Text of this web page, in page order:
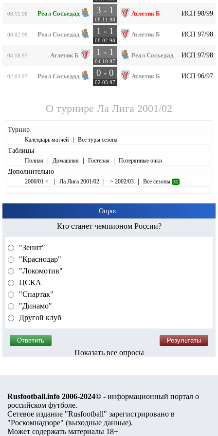
08.11.98 Реал Сосьедад 3 - 1
08.11.98
Атлетик Б ИСП 98/99
08.02.98 Реал Сосьедад 1 - 1
08.02.98
Атлетик Б ИСП 97/98
04.10.97 Атлетик Б 1 - 1
04.10.97
Реал Сосьедад ИСП 97/98
02.03.97 Реал Сосьедад 0 - 0
02.03.97
Атлетик Б ИСП 96/97
О турнире Ла Лига 2001/02
Турнир
Календарь матчей | Все туры сезона
Таблицы
Полная | Домашняя | Гостевая | Потерянные очки
Дополнительно
2000/01 < | Ла Лига 2001/02 | > 2002/03 | Все сезоны 31
Опрос:
Кто станет чемпионом России?
"Зенит"
"Краснодар"
"Локомотив"
ЦСКА
"Спартак"
"Динамо"
Другой клуб
Показать все опросы
Rusfootball.info 2006-2024© - информационный портал о
российском футболе.
Сетевое издание "Rusfootball" зарегистрировано в
"Роскомнадзоре" (выходные данные).
Может содержать материалы 18+